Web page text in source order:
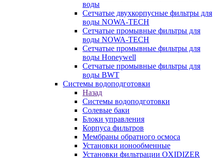
воды
Сетчатые двухкорпусные фильтры для
воды NOWA-TECH
Сетчатые промывные фильтры для
воды NOWA-TECH
Сетчатые промывные фильтры для
воды Honeywell
Сетчатые промывные фильтры для
воды BWT
Системы водоподготовки
Назад
Системы водоподготовки
Солевые баки
Блоки управления
Корпуса фильтров
Мембраны обратного осмоса
Установки ионообменные
Установки фильтрации OXIDIZER